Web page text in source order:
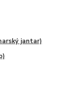
jantar)